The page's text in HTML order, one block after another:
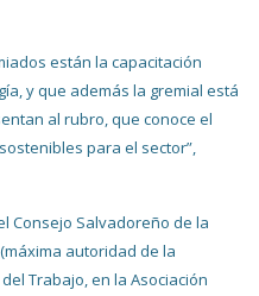
están la capacitación
y que además la gremial está
al rubro, que conoce el
para el sector”,
Consejo Salvadoreño de la
autoridad de la
Trabajo, en la Asociación